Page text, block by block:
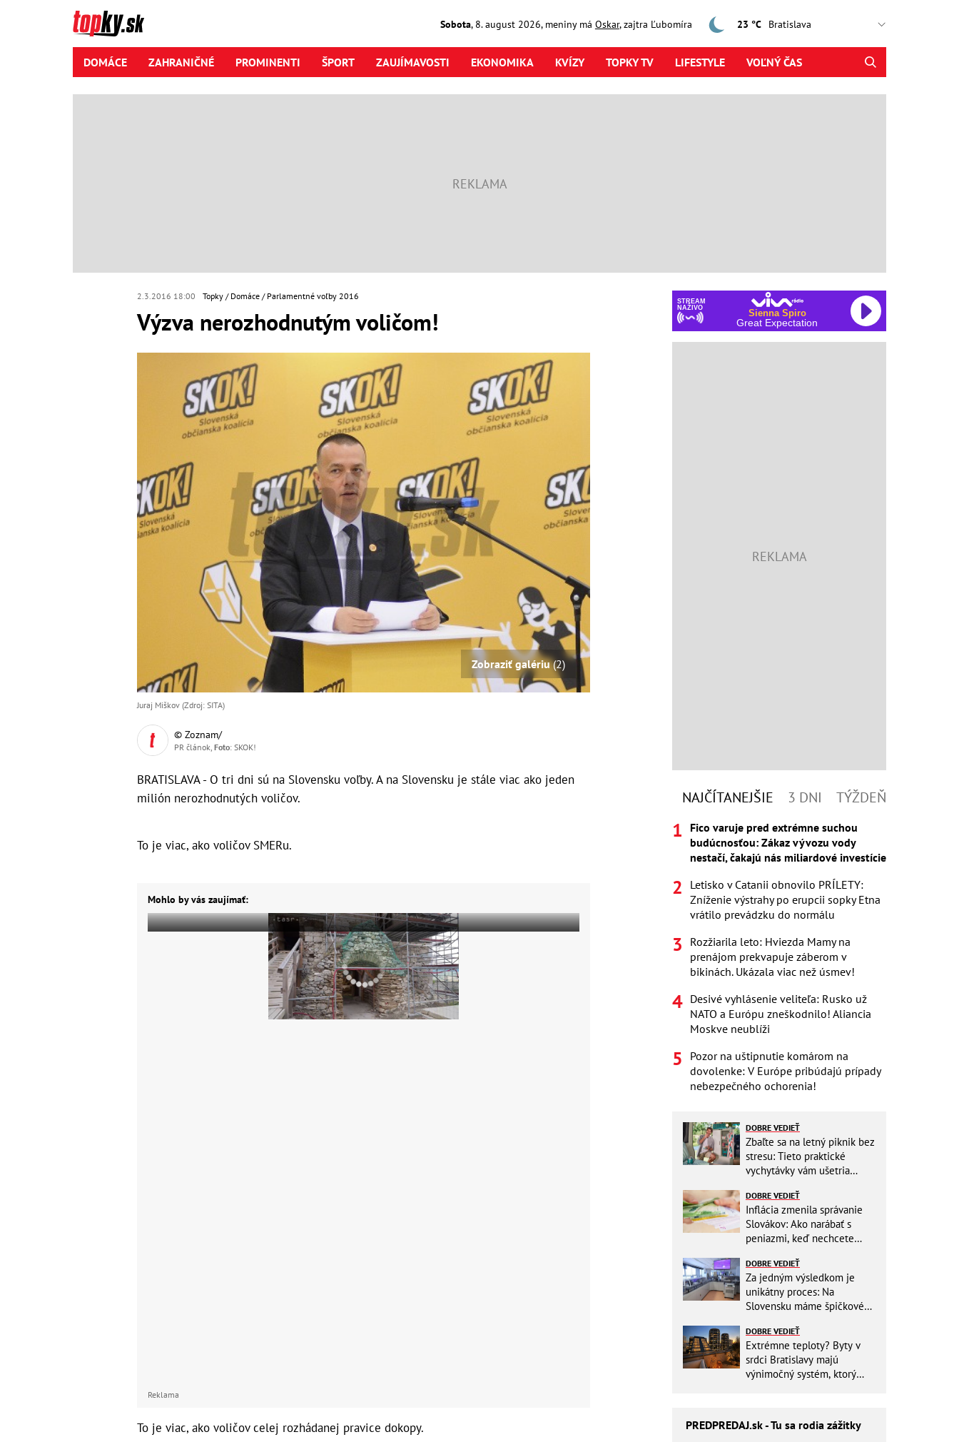
Sobota, 8. august2026, meniny má Oskar, zajtra Ľubomíra 23 °C
DOMÁCE ZAHRANIČNÉ PROMINENTI ŠPORT ZAUJÍMAVOSTI EKONOMIKA KVÍZY TOPKY TV LIFESTYLE VOĽNÝ ČAS
2.3.2016 18:00 Topky Domáce Parlamentné voľby 2016
Výzva nerozhodnutým voličom!
Zobraziť galériu(2)
Juraj Miškov (Zdroj: SITA)
© Zoznam/
PR článok, Foto: SKOK!
BRATISLAVA - O tri dni sú na Slovensku voľby. A na Slovensku je stále viac ako jeden
milión nerozhodnutých voličov.
To je viac, ako voličov SMERu.
Mohlo by vás zaujímať:
Reklama
To je viac, ako voličov celej rozhádanej pravice dokopy.
STREAM
NAŽIVO
Sienna Spiro
Great Expectation
NAJČÍTANEJŠIE 3 DNI TÝŽDEŇ
Fico varuje pred extrémne suchou
budúcnosťou: Zákaz vývozu vody
nestačí, čakajú nás miliardové investície
Letisko v Catanii obnovilo PRÍLETY:
Zníženie výstrahy po erupcii sopky Etna
vrátilo prevádzku do normálu
Rozžiarila leto: Hviezda Mamy na
prenájom prekvapuje záberom v
bikinách. Ukázala viac než úsmev!
Desivé vyhlásenie veliteľa: Rusko už
NATO a Európu zneškodnilo! Aliancia
Moskve neublíži
Pozor na uštipnutie komárom na
dovolenke: V Európe pribúdajú prípady
nebezpečného ochorenia!
DOBRE VEDIEŤ
Zbaľte sa na letný piknik bez
stresu: Tieto praktické
vychytávky vám ušetria
DOBRE VEDIEŤ
Inflácia zmenila správanie
Slovákov: Ako narábať s
peniazmi, keď nechcete
DOBRE VEDIEŤ
Za jedným výsledkom je
unikátny proces: Na
Slovensku máme špičkové
DOBRE VEDIEŤ
Extrémne teploty? Byty v
srdci Bratislavy majú
výnimočný systém, ktorý
PREDPREDAJ.sk - Tu sa rodia zážitky